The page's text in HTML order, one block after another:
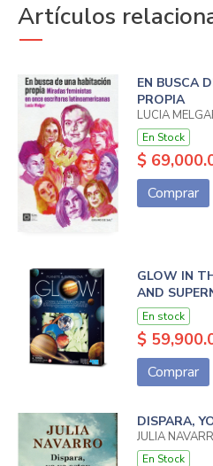
Artículos
EN BUSCA
PROPIA
LUCIA
En Stock
$
Comprar
GLOW IN
AND
En stock
$
Comprar
DISPARA,
JULIA
En Stock